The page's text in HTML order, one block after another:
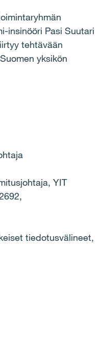
insinööri Pasi Suutari
tehtävään
yksikön
YIT
tiedotusvälineet,